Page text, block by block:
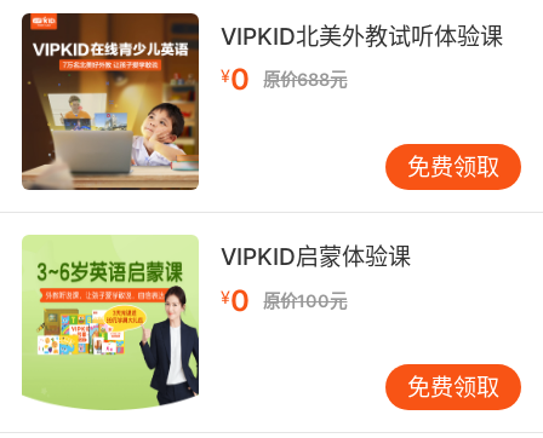
你们被埋在废墟里的手机修好了
8. that when I was going through all the
pictures of the wreckage we bagged.
查看残骸的所有照片时发现的
9. We know it was rebels by what we found
at the wreckage.
我们知道那是在废墟发现的叛军干的
10. Something in the wreckage pointed to
Israel.
VIPKID北美外教试听体验课
¥0 原价688元
免费领取
VIPKID启蒙体验课
¥0 原价100元
免费领取